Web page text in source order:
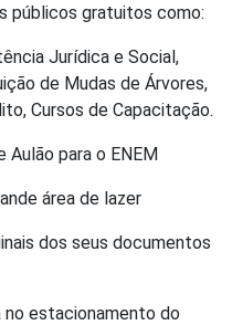
públicos gratuitos como:
Jurídica e Social,
de Mudas de Árvores,
Cursos de Capacitação.
Aulão para o ENEM
área de lazer
dos seus documentos
estacionamento do